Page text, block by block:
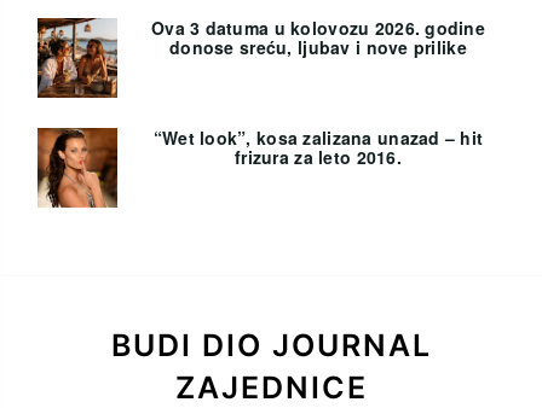
Ova 3 datuma u kolovozu 2026. godine
donose sreću, ljubav i nove prilike
“Wet look”, kosa zalizana unazad – hit
frizura za leto 2016.
BUDI DIO JOURNAL
ZAJEDNICE